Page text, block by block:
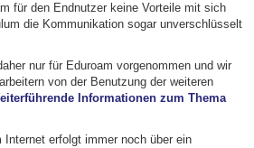
für den Endnutzer keine Vorteile mit sich
die Kommunikation sogar unverschlüsselt
nur für Eduroam vorgenommen und wir
von der Benutzung der weiteren
Informationen zum Thema
Internet erfolgt immer noch über ein